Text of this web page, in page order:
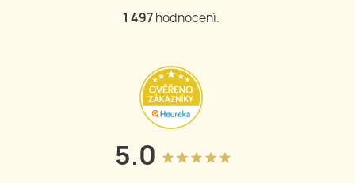
1 502hodnocení.
5.0 grade grade grade grade grade